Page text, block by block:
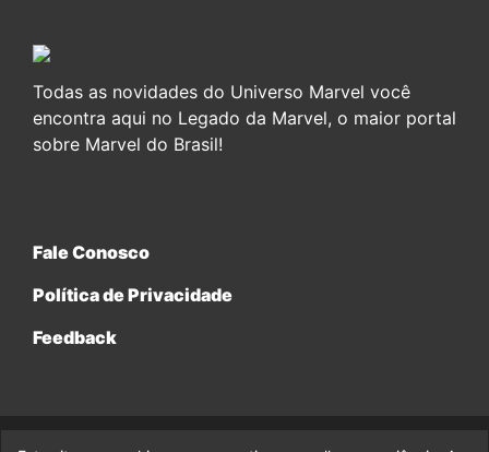
Todas as novidades do Universo Marvel você
encontra aqui no Legado da Marvel, o maior portal
sobre Marvel do Brasil!
Fale Conosco
Política de Privacidade
Feedback